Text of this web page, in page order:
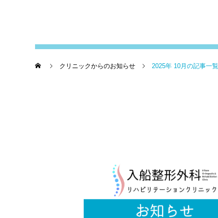
クリニックからのお知らせ 2025年 10月の記事一覧